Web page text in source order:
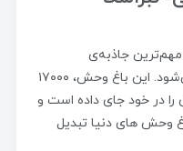
جاذبه‌ی
گردشگری ایالت نبراسکا شناخته می‌شود. این باغ وحش، ۱۷۰۰۰
جانوری را در خود جای داده است و
وحش های دنیا تبدیل